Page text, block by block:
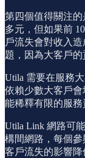
第四個值得關注
多元，但如果前
戶流失會對收入
題，因為大客戶的
Utila 需要在服務
依賴少數大客戶會
能稀釋有限的服務
Utila Link 網路可
構間網路，每個
客戶流失的影響